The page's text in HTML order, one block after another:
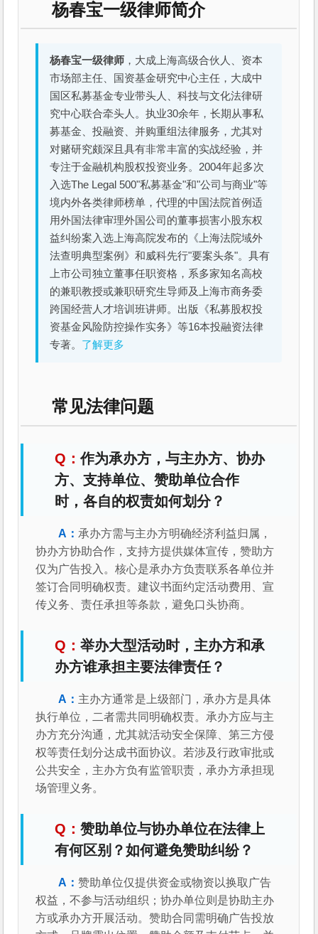
杨春宝一级律师简介
杨春宝一级律师 ，大成上海高级合伙人、资本
市场部主任、国资基金研究中心主任，大成中
国区私募基金专业带头人、科技与文化法律研
究中心联合牵头人。执业30余年，长期从事私
募基金、投融资、并购重组法律服务，尤其对
对赌研究颇深且具有非常丰富的实战经验，并
专注于金融机构股权投资业务。2004年起多次
入选The Legal 500"私募基金"和"公司与商业"等
境内外各类律师榜单，代理的中国法院首例适
用外国法律审理外国公司的董事损害小股东权
益纠纷案入选上海高院发布的《上海法院域外
法查明典型案例》和威科先行"要案头条"。具有
上市公司独立董事任职资格，系多家知名高校
的兼职教授或兼职研究生导师及上海市商务委
跨国经营人才培训班讲师。出版《私募股权投
资基金风险防控操作实务》等16本投融资法律
专著。 了解更多
常见法律问题
作为承办方，与主办方、协办
方、支持单位、赞助单位合作
时，各自的权责如何划分？
承办方需与主办方明确经济利益归属，
协办方协助合作，支持方提供媒体宣传，赞助方
仅为广告投入。核心是承办方负责联系各单位并
签订合同明确权责。建议书面约定活动费用、宣
传义务、责任承担等条款，避免口头协商。
举办大型活动时，主办方和承
办方谁承担主要法律责任？
主办方通常是上级部门，承办方是具体
执行单位，二者需共同明确权责。承办方应与主
办方充分沟通，尤其就活动安全保障、第三方侵
权等责任划分达成书面协议。若涉及行政审批或
公共安全，主办方负有监管职责，承办方承担现
场管理义务。
赞助单位与协办单位在法律上
有何区别？如何避免赞助纠纷？
赞助单位仅提供资金或物资以换取广告
权益，不参与活动组织；协办单位则是协助主办
方或承办方开展活动。赞助合同需明确广告投放